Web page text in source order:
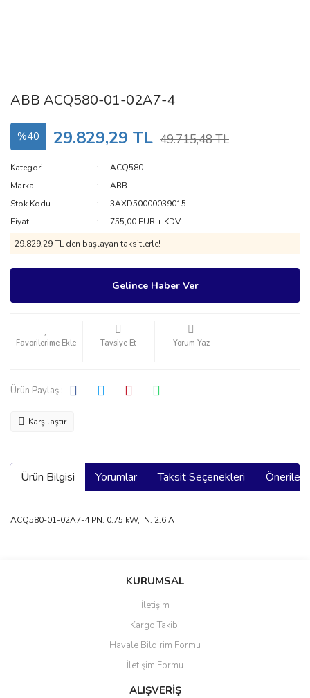
ABB ACQ580-01-02A7-4
%40 29.829,29 TL 49.715,48 TL
Kategori
ACQ580
Marka
ABB
Stok Kodu
3AXD50000039015
Fiyat
755,00 EUR + KDV
29.829,29 TL den başlayan taksitlerle!
Gelince Haber Ver
Tavsiye Et Yorum Yaz
Ürün Paylaş :
Karşılaştır
Ürün Bilgisi Yorumlar Taksit Seçenekleri
ACQ580-01-02A7-4 PN: 0.75 kW, IN: 2.6 A
Bu ürüne ilk yorumu siz yapın!
Ürün resmi kalitesiz, bozuk veya görüntülenemiyor.
Ürün açıklamasında eksik bilgiler bulunuyor.
Ürün bilgilerinde hatalar bulunuyor.
Ürün fiyatı diğer sitelerden daha pahalı.
KURUMSAL
İletişim
Kargo Takibi
Havale Bildirim Formu
İletişim Formu
ALIŞVERİŞ